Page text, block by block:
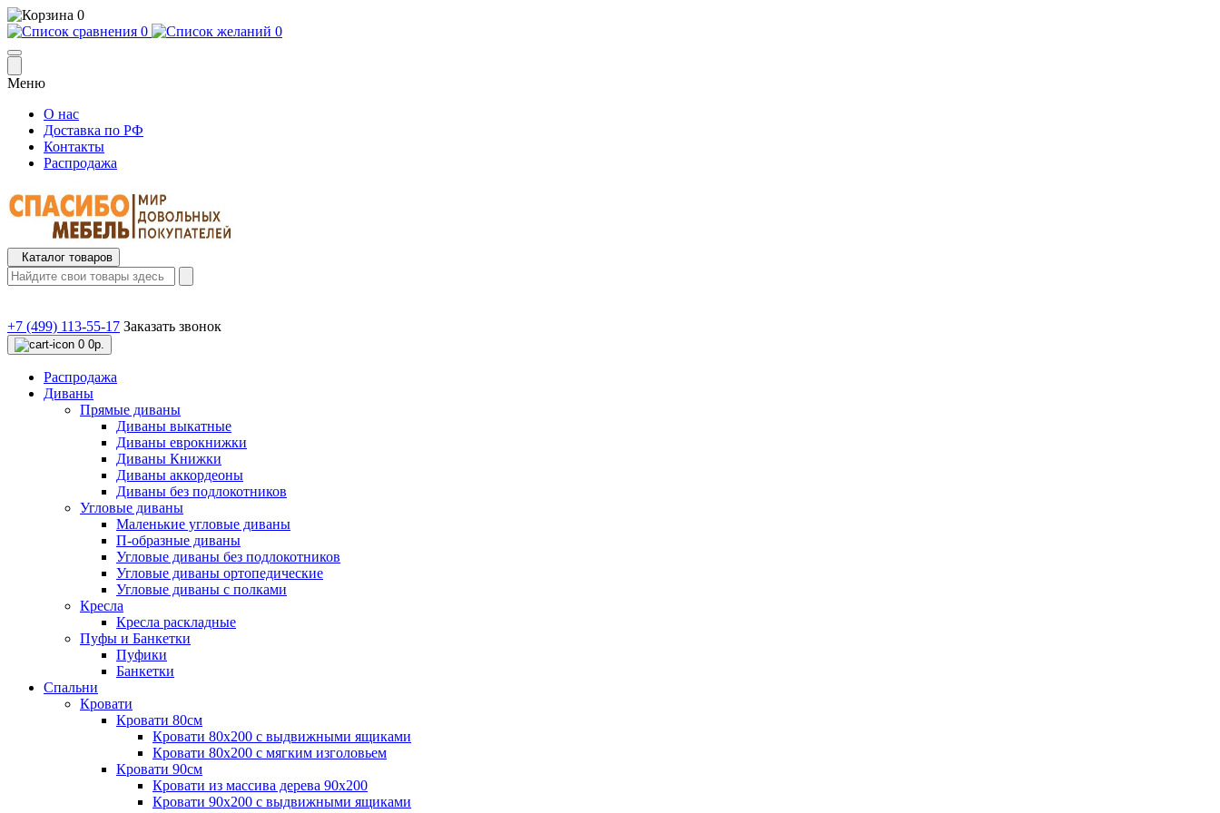
0
0
0
Меню
О нас
Доставка по РФ
Контакты
Распродажа
Каталог товаров
+7 (499) 113-55-17 Заказать звонок
0 0р.
Распродажа
Диваны
Прямые диваны
Диваны выкатные
Диваны еврокнижки
Диваны Книжки
Диваны аккордеоны
Диваны без подлокотников
Угловые диваны
Маленькие угловые диваны
П-образные диваны
Угловые диваны без подлокотников
Угловые диваны ортопедические
Угловые диваны с полками
Кресла
Кресла раскладные
Пуфы и Банкетки
Пуфики
Банкетки
Спальни
Кровати
Кровати 80см
Кровати 80х200 с выдвижными ящиками
Кровати 80х200 с мягким изголовьем
Кровати 90см
Кровати из массива дерева 90х200
Кровати 90х200 с выдвижными ящиками